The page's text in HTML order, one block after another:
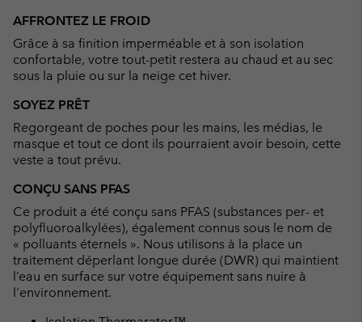
AFFRONTEZ LE FROID
Grâce à sa finition imperméable et à son isolation
confortable, votre tout-petit restera au chaud et au sec
sous la pluie ou sur la neige cet hiver.
SOYEZ PRÊT
Regorgeant de poches pour les mains, les médias, le
masque et tout ce dont ils pourraient avoir besoin, cette
veste a tout prévu.
CONÇU SANS PFAS
Ce produit a été conçu sans PFAS (substances per- et
polyfluoroalkylées), également connus sous le nom de
« polluants éternels ». Nous utilisons à la place un
traitement déperlant longue durée (DWR) qui maintient
l’eau en surface sur votre équipement sans nuire à
l'environnement.